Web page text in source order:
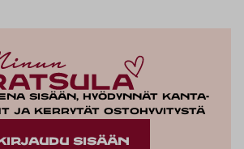
sisään, hyödynnät kanta-
ja kerrytät ostohyvitystä
KIRJAUDU SISÄÄN